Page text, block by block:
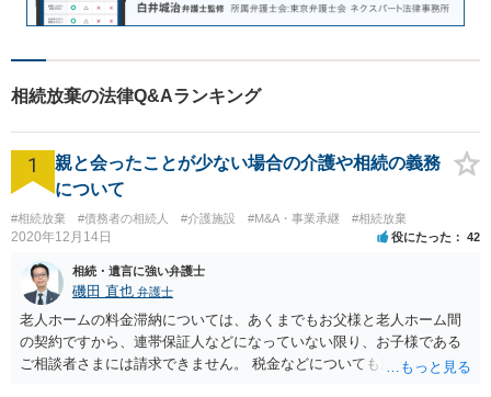
相続放棄の法律Q&Aランキング
1
親と会ったことが少ない場合の介護や相続の義務
について
#相続放棄 #債務者の相続人 #介護施設 #M&A・事業承継 #相続放棄
2020年12月14日 役にたった 42
相続・遺言に強い弁護士
磯田 直也 弁護士
老人ホームの料金滞納については、あくまでもお父様と老人ホーム間
の契約ですから、連帯保証人などになっていない限り、お子様である
ご相談者さまには請求できません。 税金などについても滞納している